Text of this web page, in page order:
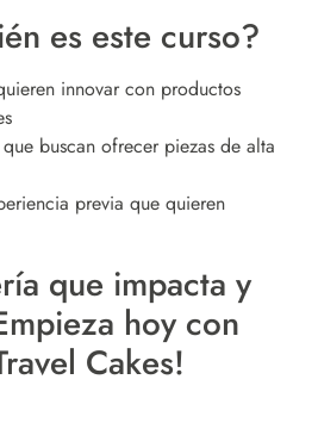
es este curso?
innovar con productos
buscan ofrecer piezas de alta
previa que quieren
que impacta y
hoy con
Cakes!